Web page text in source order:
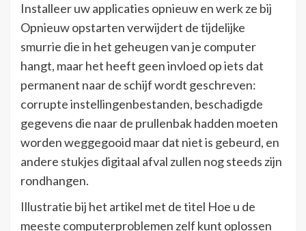
Installeer uw applicaties opnieuw en werk ze bij
Opnieuw opstarten verwijdert de tijdelijke
smurrie die in het geheugen van je computer
hangt, maar het heeft geen invloed op iets dat
permanent naar de schijf wordt geschreven:
corrupte instellingenbestanden, beschadigde
gegevens die naar de prullenbak hadden moeten
worden weggegooid maar dat niet is gebeurd, en
andere stukjes digitaal afval zullen nog steeds zijn
rondhangen.
Illustratie bij het artikel met de titel Hoe u de
meeste computerproblemen zelf kunt oplossen